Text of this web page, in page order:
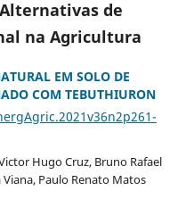
de
na Agricultura
EM SOLO DE
COM TEBUTHIURON
Hugo Cruz, Bruno Rafael
Paulo Renato Matos